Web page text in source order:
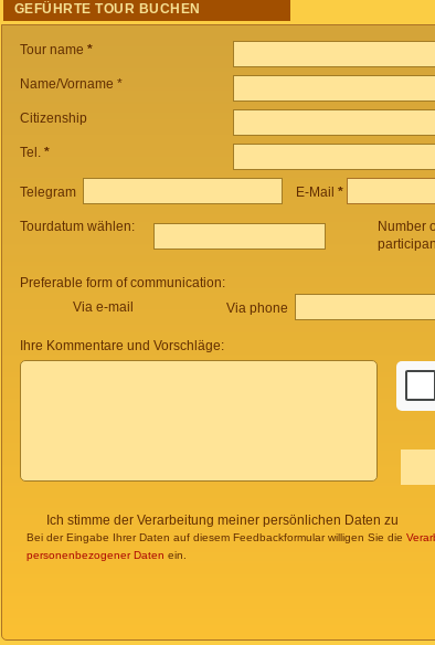
GEFÜHRTE TOUR BUCHEN
Tour name *
Name/Vorname *
Citizenship
Tel. *
Telegram E-Mail *
Tourdatum wählen:
Number
Preferable form of communication:
Via e-mail
Via phone
Ihre Kommentare und Vorschläge:
Ich stimme der Verarbeitung meiner persönlichen Daten zu
Bei der Eingabe Ihrer Daten auf diesem Feedbackformular willigen Sie die
personenbezogener Daten ein.